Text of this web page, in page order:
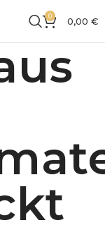
0 0,00 €